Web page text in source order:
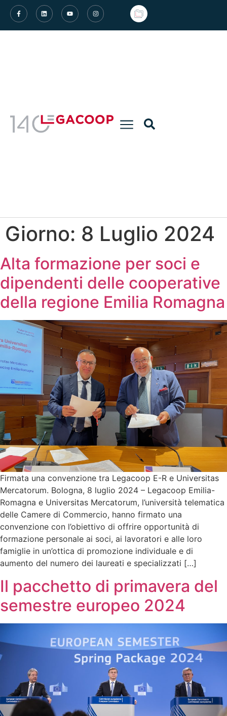
Giorno: 8 Luglio 2024
Alta formazione per soci e
dipendenti delle cooperative
della regione Emilia Romagna
Firmata una convenzione tra Legacoop E-R e Universitas
Mercatorum. Bologna, 8 luglio 2024 – Legacoop Emilia-
Romagna e Universitas Mercatorum, l’università telematica
delle Camere di Commercio, hanno firmato una
convenzione con l’obiettivo di offrire opportunità di
formazione personale ai soci, ai lavoratori e alle loro
famiglie in un’ottica di promozione individuale e di
aumento del numero dei laureati e specializzati […]
Il pacchetto di primavera del
semestre europeo 2024